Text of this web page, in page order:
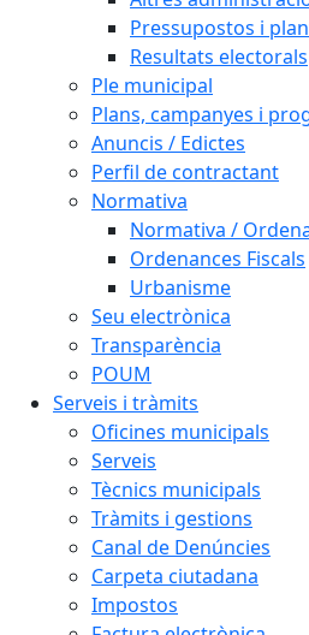
Pressupostos i
Resultats electorals
Ple municipal
Plans, campanyes i
Anuncis / Edictes
Perfil de contractant
Normativa
Normativa /
Ordenances Fiscals
Urbanisme
Seu electrònica
Transparència
POUM
Serveis i tràmits
Oficines municipals
Serveis
Tècnics municipals
Tràmits i gestions
Canal de Denúncies
Carpeta ciutadana
Impostos